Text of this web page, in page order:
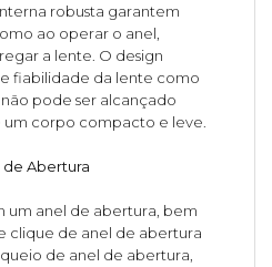
robusta garantem
ao operar o anel,
a lente. O design
fiabilidade da lente como
pode ser alcançado
um corpo compacto e leve.
Abertura
um anel de abertura, bem
clique de anel de abertura
de anel de abertura,